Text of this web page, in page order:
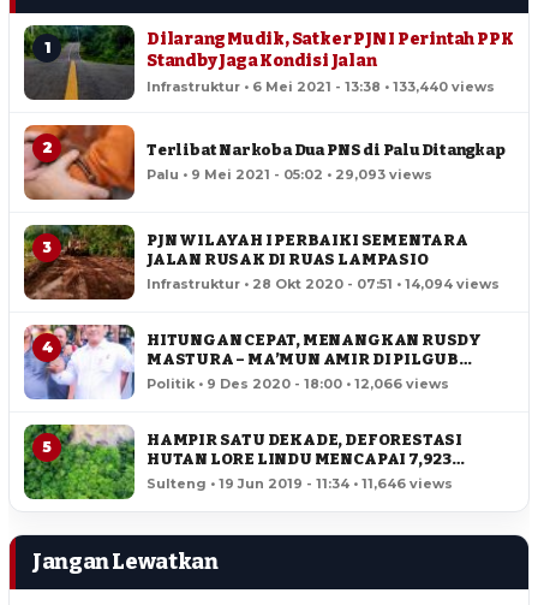
1
Dilarang Mudik, Satker PJN I Perintah PPK
Standby Jaga Kondisi Jalan
Infrastruktur • 6 Mei 2021 - 13:38 • 133,440 views
2 Terlibat Narkoba Dua PNS di Palu Ditangkap
Palu • 9 Mei 2021 - 05:02 • 29,093 views
3
PJN WILAYAH I PERBAIKI SEMENTARA
JALAN RUSAK DI RUAS LAMPASIO
Infrastruktur • 28 Okt 2020 - 07:51 • 14,094 views
4
HITUNGAN CEPAT, MENANGKAN RUSDY
MASTURA – MA’MUN AMIR DI PILGUB
SULTENG
Politik • 9 Des 2020 - 18:00 • 12,066 views
5
HAMPIR SATU DEKADE, DEFORESTASI
HUTAN LORE LINDU MENCAPAI 7,923
HEKTAR
Sulteng • 19 Jun 2019 - 11:34 • 11,646 views
Jangan Lewatkan